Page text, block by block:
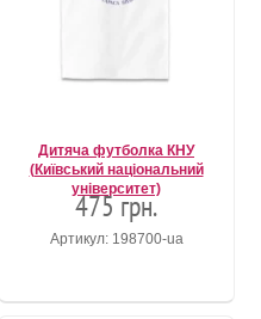
Дитяча футболка КНУ
(Київський національний
університет)
475 грн.
Артикул: 198700-ua